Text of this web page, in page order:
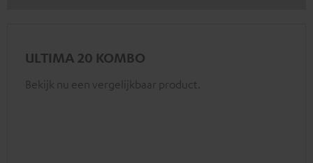
ULTIMA 20 KOMBO
Bekijk nu een vergelijkbaar product.